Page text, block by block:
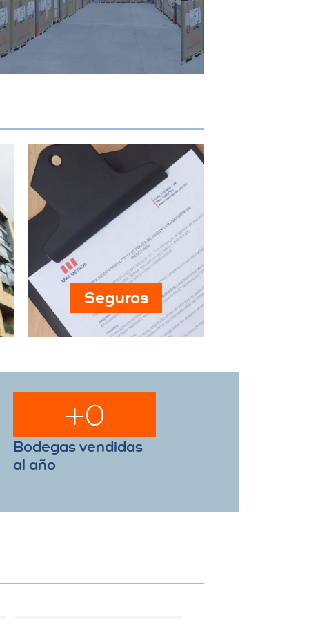
de almacenamiento
industrial, garantizando
seguridad y accesibilidad.
Seguros
Bodegas vendidas
al año
+0